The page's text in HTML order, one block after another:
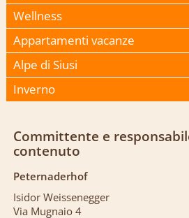
Wellness
Appartamenti vacanze
Alpe di Siusi
Inverno
Committente e
contenuto
Peternaderhof
Isidor Weissenegger
Via Mugnaio 4